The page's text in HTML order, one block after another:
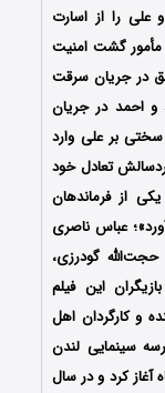
علی را از اسارت
مأمور گشت امنیت
در جریان سرقت
و احمد در جریان
بر علی وارد
تعادل خود
از فرماندهان
عباس ناصری
حجت‌الله گودرزی،
این فیلم
و کارگردان اهل
سینمایی لندن
آغاز کرد و در سال